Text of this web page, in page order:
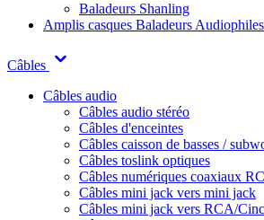
Baladeurs Shanling
Amplis casques Baladeurs Audiophiles
Câbles
Câbles audio
Câbles audio stéréo
Câbles d'enceintes
Câbles caisson de basses /
Câbles toslink optiques
Câbles numériques coaxiaux
Câbles mini jack vers mini jack
Câbles mini jack vers RCA/